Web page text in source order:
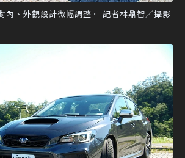
內、外觀設計微幅調整。 記者林鼎智／攝影